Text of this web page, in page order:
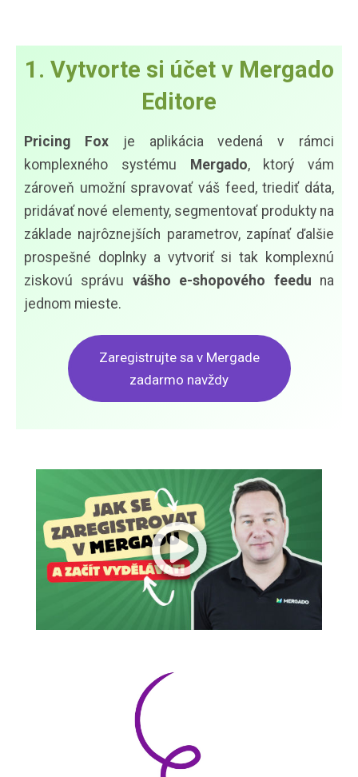
1. Vytvorte si účet v Mergado
Editore
Pricing Foxje aplikácia vedená v rámci
komplexného systému Mergado, ktorý vám
zároveň umožní spravovať váš feed, triediť dáta,
pridávať nové elementy, segmentovať produkty na
základe najrôznejších parametrov, zapínať ďalšie
prospešné doplnky a vytvoriť si tak komplexnú
ziskovú správu vášho e-shopového feedu na
jednom mieste.
Zaregistrujte sa v Mergade
zadarmo navždy